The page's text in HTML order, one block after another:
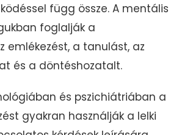
függ össze. A mentális
foglalják a
emlékezést, a tanulást, az
és a döntéshozatalt.
és pszichiátriában a
gyakran használják a lelki